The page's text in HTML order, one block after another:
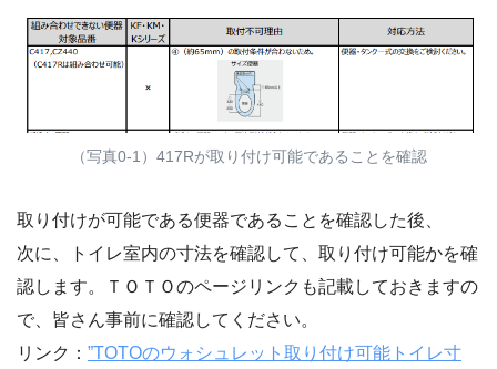
（写真0-1）417Rが取り付け可能であることを確認
取り付けが可能である便器であることを確認した後、
次に、トイレ室内の寸法を確認して、取り付け可能かを確
認します。ＴＯＴＯのページリンクも記載しておきますの
で、皆さん事前に確認してください。
リンク： ”TOTOのウォシュレット取り付け可能トイレ寸